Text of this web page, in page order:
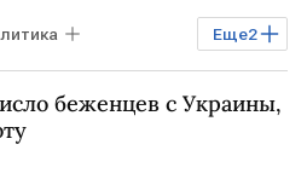
Еще2
беженцев с Украины,